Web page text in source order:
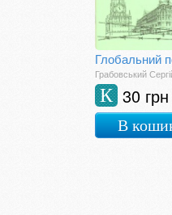
Грабовський
30 грн
К
В